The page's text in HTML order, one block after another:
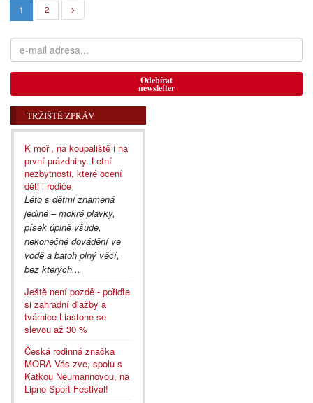
1 2 >
Odebírat
newsletter
TRŽIŠTĚ ZPRÁV
K moři, na koupaliště i na
první prázdniny. Letní
nezbytnosti, které ocení
děti i rodiče
Léto s dětmi znamená
jediné – mokré plavky,
písek úplně všude,
nekonečné dovádění ve
vodě a batoh plný věcí,
bez kterých...
Ještě není pozdě - pořiďte
si zahradní dlažby a
tvárnice Liastone se
slevou až 30 %
Česká rodinná značka
MORA Vás zve, spolu s
Katkou Neumannovou, na
Lipno Sport Festival!